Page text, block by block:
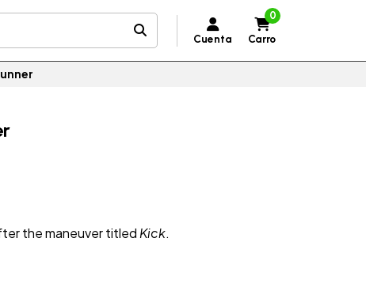
Cuenta
0
Carro
the maneuver titled Kick.